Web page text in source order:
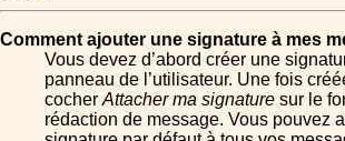
Comment ajouter une signature à mes
Vous devez d’abord créer une
panneau de l’utilisateur. Une fois
cocher Attacher ma signature sur le
rédaction de message. Vous pouvez